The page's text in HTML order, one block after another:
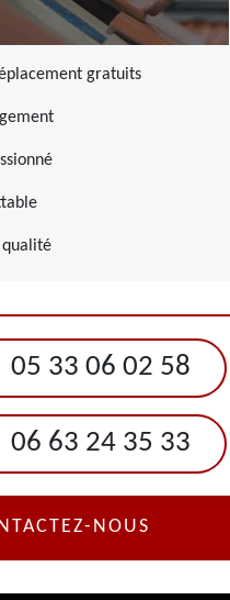
gratuits
qualité
05 33 06 02 58
06 63 24 35 33
NOUS